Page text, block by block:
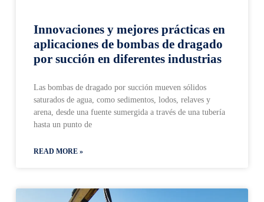
Innovaciones y mejores prácticas en
aplicaciones de bombas de dragado
por succión en diferentes industrias
Las bombas de dragado por succión mueven sólidos
saturados de agua, como sedimentos, lodos, relaves y
arena, desde una fuente sumergida a través de una tubería
hasta un punto de
READ MORE »